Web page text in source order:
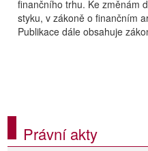
finančního trhu. Ke změnám
styku, v zákoně o finančním
Publikace dále obsahuje
Právní akty